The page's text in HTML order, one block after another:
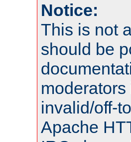
Notice:
This is not
should be
invalid/off-
Apache